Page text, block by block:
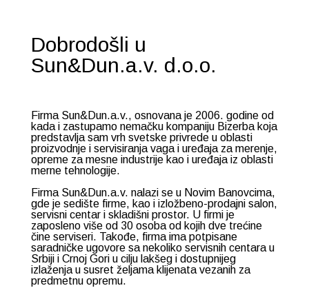
Dobrodošli u
Sun&Dun.a.v. d.o.o.
Firma Sun&Dun.a.v., osnovana je 2006. godine od
kada i zastupamo nemačku kompaniju Bizerba koja
predstavlja sam vrh svetske privrede u oblasti
proizvodnje i servisiranja vaga i uređaja za merenje,
opreme za mesne industrije kao i uređaja iz oblasti
merne tehnologije.
Firma Sun&Dun.a.v. nalazi se u Novim Banovcima,
gde je sedište firme, kao i izložbeno-prodajni salon,
servisni centar i skladišni prostor. U firmi je
zaposleno više od 30 osoba od kojih dve trećine
čine serviseri. Takođe, firma ima potpisane
saradničke ugovore sa nekoliko servisnih centara u
Srbiji i Crnoj Gori u cilju lakšeg i dostupnijeg
izlaženja u susret željama klijenata vezanih za
predmetnu opremu.